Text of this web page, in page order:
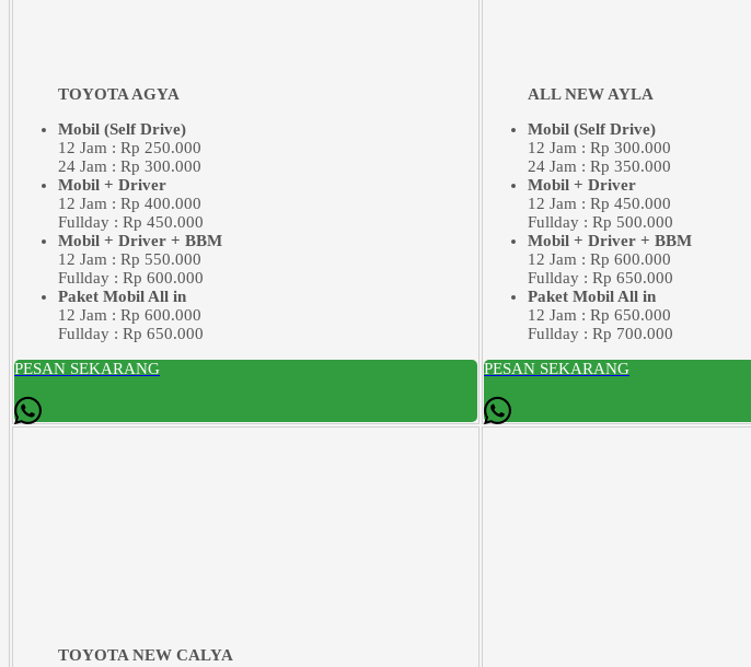
TOYOTA AGYA
Mobil (Self Drive)
12 Jam : Rp 250.000
24 Jam : Rp 300.000
Mobil + Driver
12 Jam : Rp 400.000
Fullday : Rp 450.000
Mobil + Driver + BBM
12 Jam : Rp 550.000
Fullday : Rp 600.000
Paket Mobil All in
12 Jam : Rp 600.000
Fullday : Rp 650.000
PESAN SEKARANG
ALL NEW AYLA
Mobil (Self Drive)
12 Jam : Rp 300.000
24 Jam : Rp 350.000
Mobil + Driver
12 Jam : Rp 450.000
Fullday : Rp 500.000
Mobil + Driver + BBM
12 Jam : Rp 600.000
Fullday : Rp 650.000
Paket Mobil All in
12 Jam : Rp 650.000
Fullday : Rp 700.000
PESAN SEKARANG
TOYOTA NEW CALYA